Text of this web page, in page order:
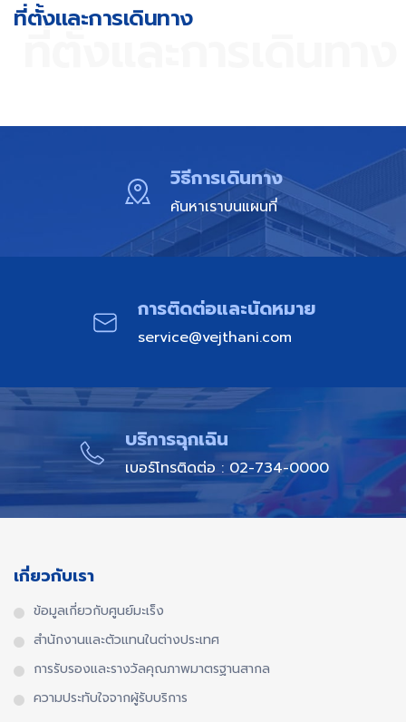
ที่ตั้งและการเดินทาง​
วิธีการเดินทาง
ค้นหาเราบนแผนที่
การติดต่อและนัดหมาย​
service@vejthani.com
บริการฉุกเฉิน​
เบอร์โทรติดต่อ : 02-734-0000
เกี่ยวกับเรา
ข้อมูลเกี่ยวกับศูนย์มะเร็ง
สำนักงานและตัวแทนในต่างประเทศ​
การรับรองและรางวัลคุณภาพมาตรฐานสากล​
ความประทับใจจากผู้รับบริการ